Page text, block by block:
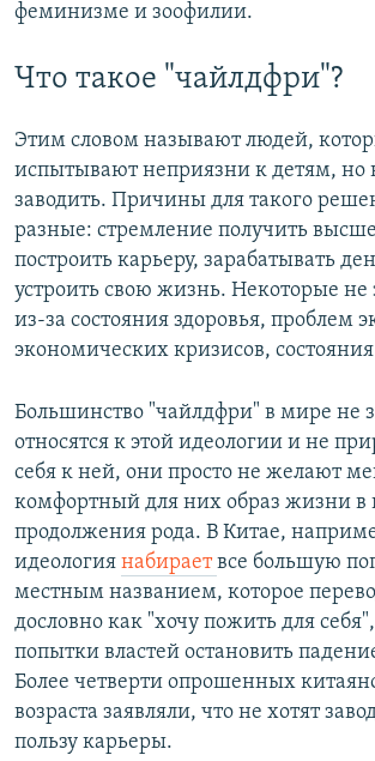
феминизме и зоофилии.
Что такое "чайлдфри"?
Этим словом называют людей,
испытывают неприязни к детям, но
заводить. Причины для такого
разные: стремление получить
построить карьеру, зарабатывать
устроить свою жизнь. Некоторые не
из-за состояния здоровья, проблем
экономических кризисов,
Большинство "чайлдфри" в мире не
относятся к этой идеологии и не
себя к ней, они просто не желают
комфортный для них образ жизни в
продолжения рода. В Китае,
идеология набираетвсе большую
местным названием, которое
дословно как "хочу пожить для
попытки властей остановить
Более четверти опрошенных
возраста заявляли, что не хотят
пользу карьеры.